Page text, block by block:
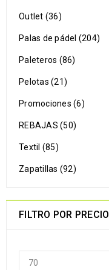
Outlet (36)
Palas de pádel (204)
Paleteros (86)
Pelotas (21)
Promociones (6)
REBAJAS (50)
Textil (85)
Zapatillas (92)
FILTRO POR PRECIO